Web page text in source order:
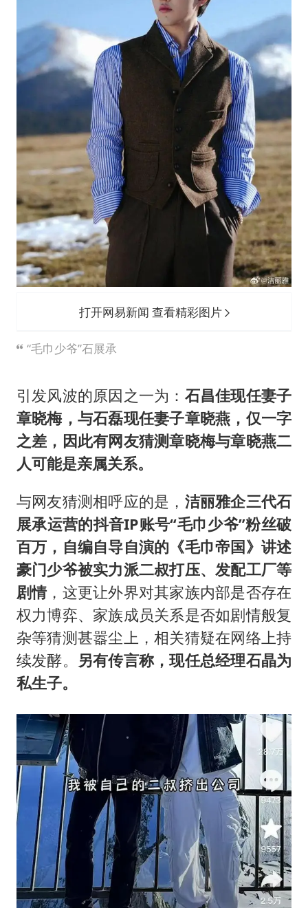
打开网易新闻 查看精彩图片
“毛巾少爷”石展承
引发风波的原因之一为： 石昌佳现任妻子
章晓梅，与石磊现任妻子章晓燕，仅一字
之差，因此有网友猜测章晓梅与章晓燕二
人可能是亲属关系。
与网友猜测相呼应的是， 洁丽雅企三代石
展承运营的抖音IP账号“毛巾少爷”粉丝破
百万，自编自导自演的《毛巾帝国》讲述
豪门少爷被实力派二叔打压、发配工厂等
剧情，这更让外界对其家族内部是否存在
权力博弈、家族成员关系是否如剧情般复
杂等猜测甚嚣尘上，相关猜疑在网络上持
续发酵。
另有传言称，现任总经理石晶为
私生子。